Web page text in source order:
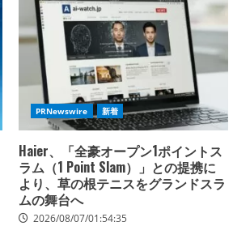
PRNewswire 新着
Haier、「全豪オープン1ポイントス
ラム（1 Point Slam）」との提携に
より、草の根テニスをグランドスラ
ムの舞台へ
2026/08/07/01:54:35